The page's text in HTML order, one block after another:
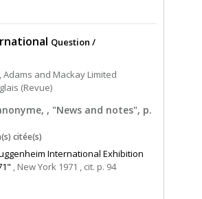
Question /
Adams and Mackay Limited
(Revue)
, "News and notes", p.
citée(s)
International Exhibition
, New York 1971 , cit. p. 94